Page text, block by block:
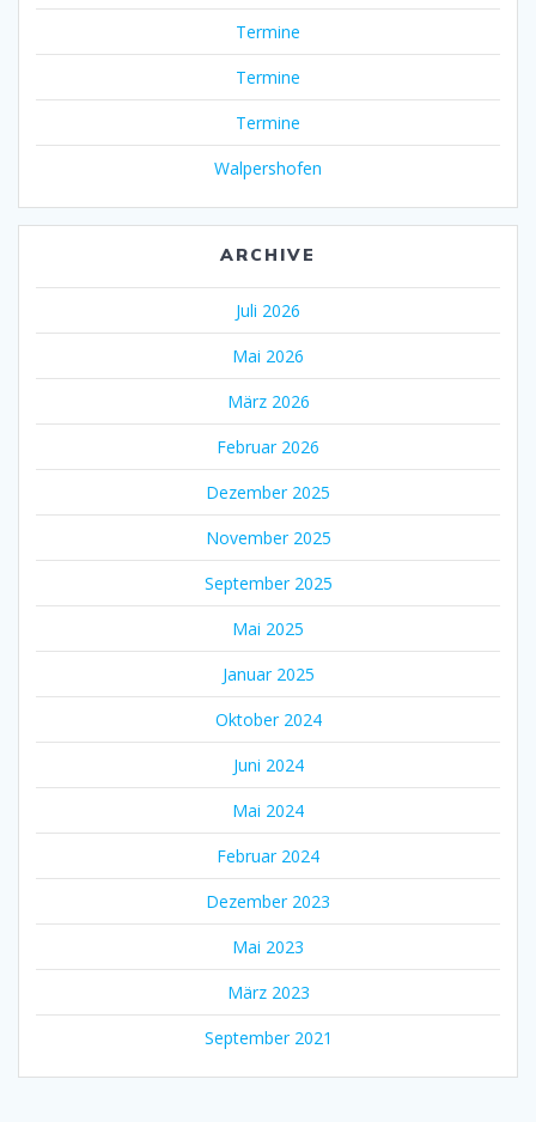
Termine
Termine
Termine
Walpershofen
ARCHIVE
Juli 2026
Mai 2026
März 2026
Februar 2026
Dezember 2025
November 2025
September 2025
Mai 2025
Januar 2025
Oktober 2024
Juni 2024
Mai 2024
Februar 2024
Dezember 2023
Mai 2023
März 2023
September 2021